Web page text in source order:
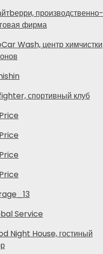
производственно-
фирма
Wash, центр химчистки
спортивный клуб
Service
Night House, гостиный